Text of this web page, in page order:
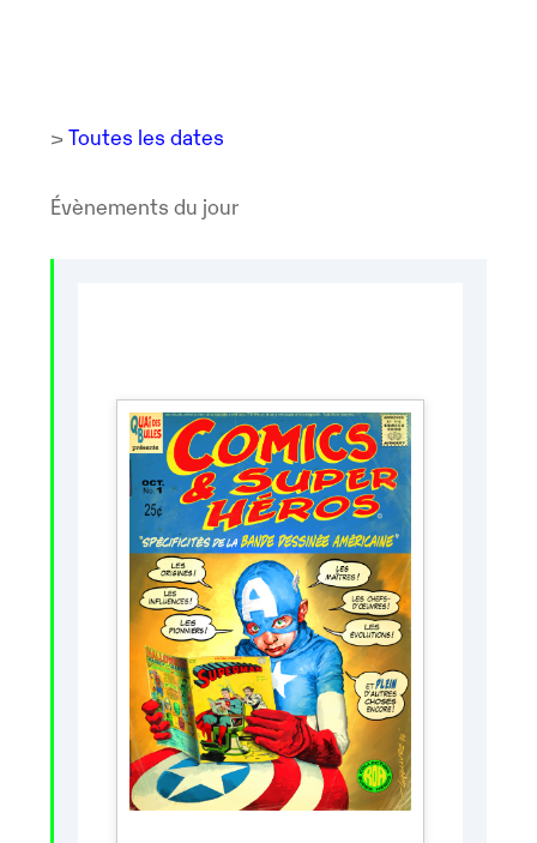
> Toutes les dates
Évènements du jour